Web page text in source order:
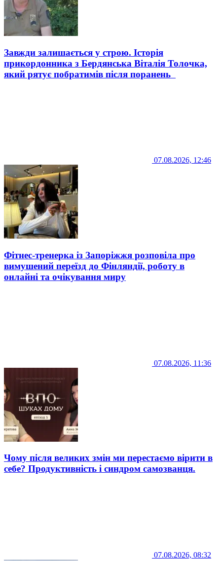
Завжди залишається у строю. Історія
прикордонника з Бердянська Віталія Толочка,
який рятує побратимів після поранень
07.08.2026, 12:46
Фітнес-тренерка із Запоріжжя розповіла про
вимушений переїзд до Фінляндії, роботу в
онлайні та очікування миру
07.08.2026, 11:36
Чому після великих змін ми перестаємо вірити в
себе? Продуктивність і синдром самозванця.
07.08.2026, 08:32